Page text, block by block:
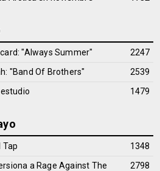
"Always Summer"
2247
"Band Of Brothers"
2539
1479
Tap
1348
a Rage Against The
2798